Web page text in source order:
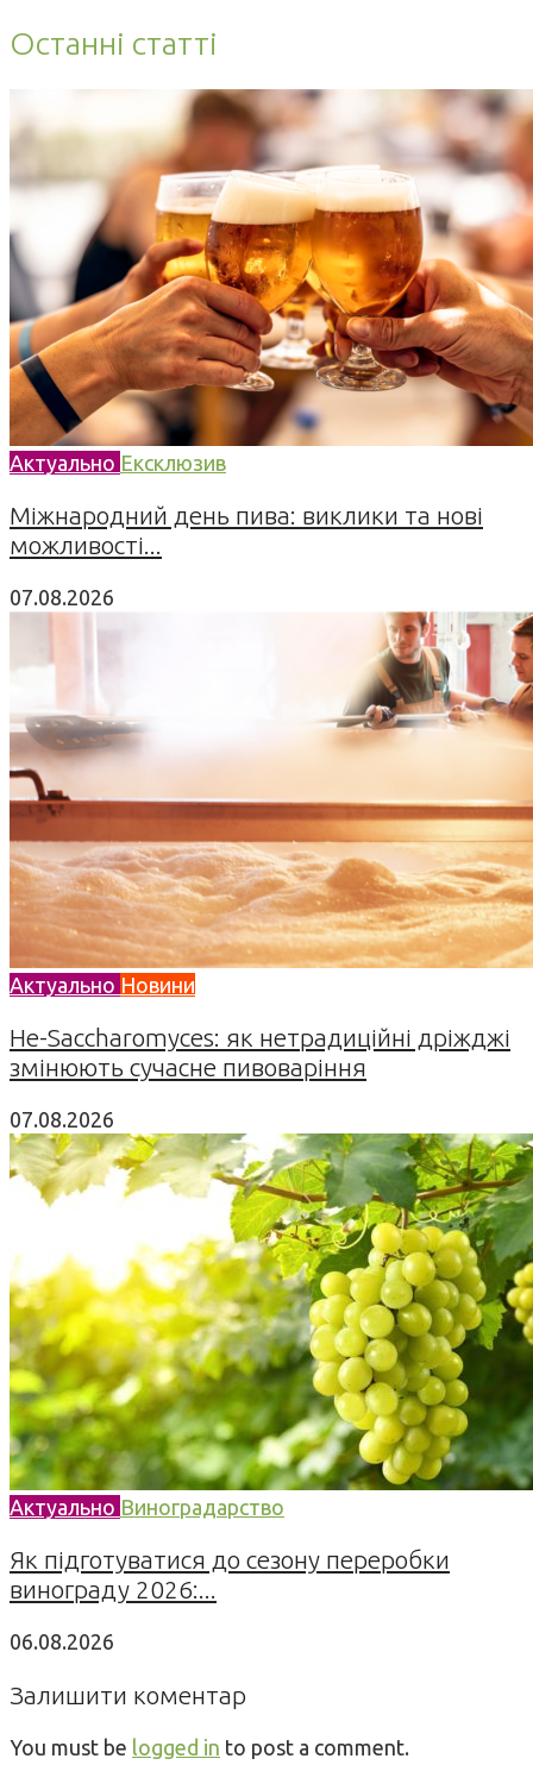
Останні статті
Актуально Ексклюзив
Міжнародний день пива: виклики та нові
можливості...
07.08.2026
Актуально Новини
Не-Saccharomyces: як нетрадиційні дріжджі
змінюють сучасне пивоваріння
07.08.2026
Актуально Виноградарство
Як підготуватися до сезону переробки
винограду 2026:...
06.08.2026
Залишити коментар
You must be logged in to post a comment.